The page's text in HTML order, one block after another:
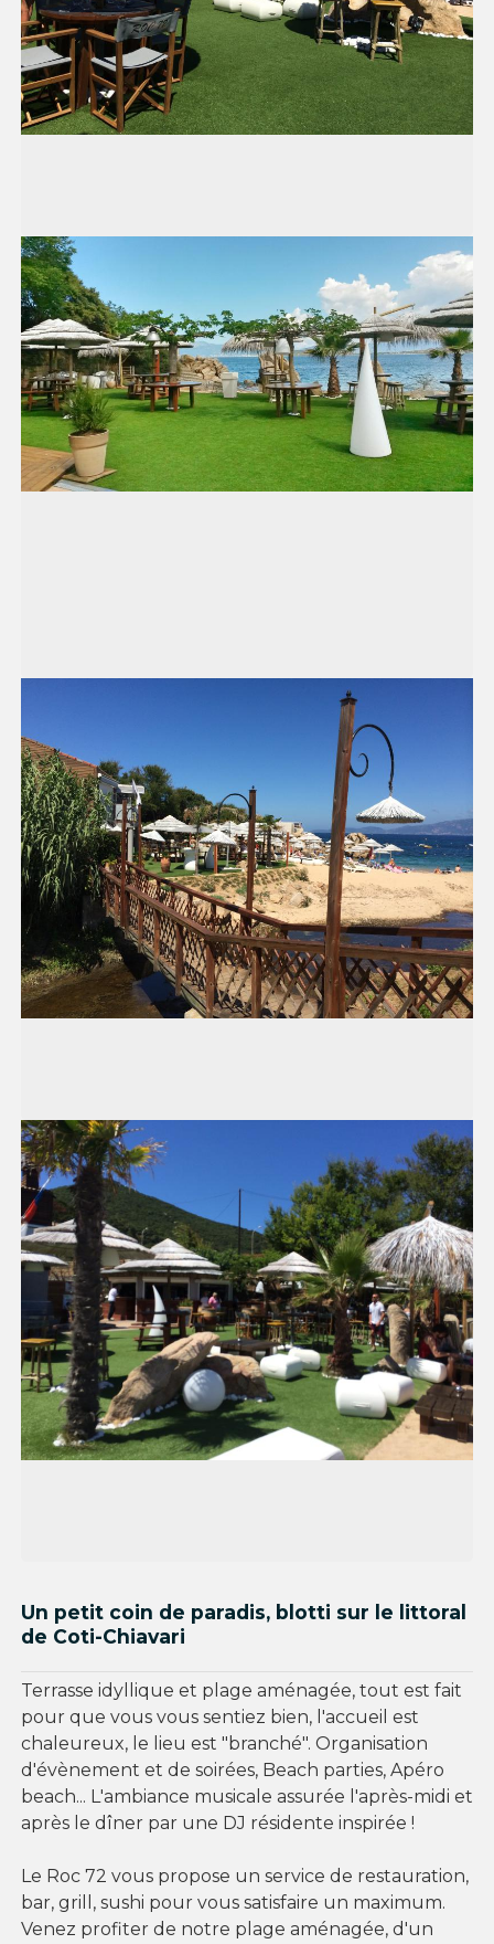
Un petit coin de paradis, blotti sur le littoral
de Coti-Chiavari
Terrasse idyllique et plage aménagée, tout est fait
pour que vous vous sentiez bien, l'accueil est
chaleureux, le lieu est "branché". Organisation
d'évènement et de soirées, Beach parties, Apéro
beach... L'ambiance musicale assurée l'après-midi et
après le dîner par une DJ résidente inspirée !
Le Roc 72 vous propose un service de restauration,
bar, grill, sushi pour vous satisfaire un maximum.
Venez profiter de notre plage aménagée, d'un